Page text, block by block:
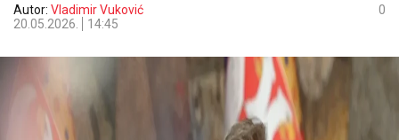
Autor: Vladimir Vuković
20.05.2026.
14:45
0